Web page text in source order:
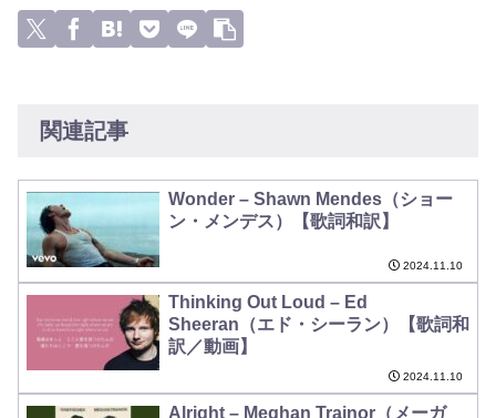
関連記事
Wonder – Shawn Mendes（ショー
ン・メンデス）【歌詞和訳】
2024.11.10
Thinking Out Loud – Ed
Sheeran（エド・シーラン）【歌詞和
訳／動画】
2024.11.10
Alright – Meghan Trainor（メーガ